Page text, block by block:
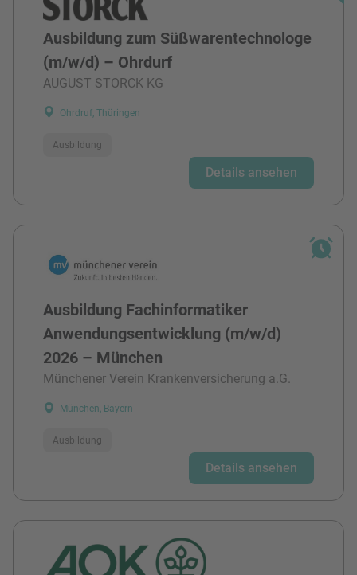
Ausbildung zum Süßwarentechnologe
(m/w/d) – Ohrdurf
AUGUST STORCK KG
Ohrdruf, Thüringen
Ausbildung
Details ansehen
Ausbildung Fachinformatiker
Anwendungsentwicklung (m/w/d)
2026 – München
Münchener Verein Krankenversicherung a.G.
München, Bayern
Ausbildung
Details ansehen